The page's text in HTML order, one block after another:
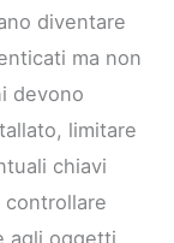
diventare
ma non
devono
limitare
chiavi